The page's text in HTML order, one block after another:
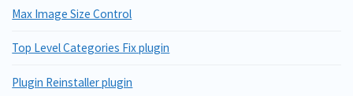
Max Image Size Control
Top Level Categories Fix plugin
Plugin Reinstaller plugin